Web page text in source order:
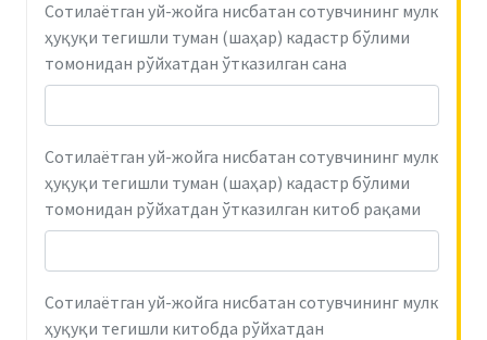
Сотилаётган уй-жойга нисбатан сотувчининг мулк
ҳуқуқи тегишли туман (шаҳар) кадастр бўлими
томонидан рўйхатдан ўтказилган сана
Сотилаётган уй-жойга нисбатан сотувчининг мулк
ҳуқуқи тегишли туман (шаҳар) кадастр бўлими
томонидан рўйхатдан ўтказилган китоб рақами
Сотилаётган уй-жойга нисбатан сотувчининг мулк
ҳуқуқи тегишли китобда рўйхатдан